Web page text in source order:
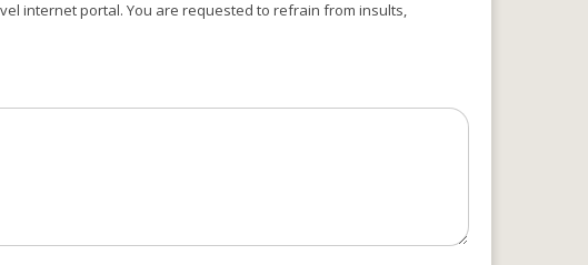
internet portal. You are requested to refrain from insults,